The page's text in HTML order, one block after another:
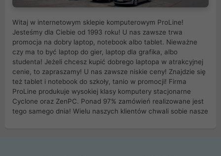
Witaj w internetowym sklepie komputerowym ProLine!
Jesteśmy dla Ciebie od 1993 roku! U nas zawsze trwa
promocja na dobry laptop, notebook albo tablet. Nieważne
czy ma to być laptop do gier, laptop dla grafika, albo
studenta! Jeżeli chcesz kupić dobrego laptopa w atrakcyjnej
cenie, to zapraszamy! U nas zawsze niskie ceny! Znajdzie się
też tablet i notebook do szkoły, tanio w promocji! Firma
ProLine produkuje wysokiej klasy komputery stacjonarne
Cyclone oraz ZenPC. Ponad 97% zamówień realizowane jest
tego samego dnia! Wielu naszych klientów chwali sobie nasze